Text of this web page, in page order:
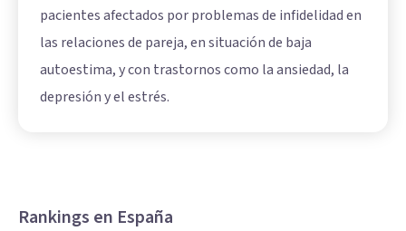
pacientes afectados por problemas de infidelidad en
las relaciones de pareja, en situación de baja
autoestima, y con trastornos como la ansiedad, la
depresión y el estrés.
Rankings en España